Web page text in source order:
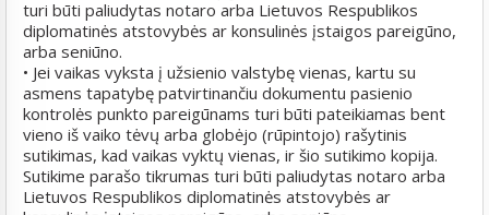
turi būti paliudytas notaro arba Lietuvos Respublikos
diplomatinės atstovybės ar konsulinės įstaigos pareigūno,
arba seniūno.
• Jei vaikas vyksta į užsienio valstybę vienas, kartu su
asmens tapatybę patvirtinančiu dokumentu pasienio
kontrolės punkto pareigūnams turi būti pateikiamas bent
vieno iš vaiko tėvų arba globėjo (rūpintojo) rašytinis
sutikimas, kad vaikas vyktų vienas, ir šio sutikimo kopija.
Sutikime parašo tikrumas turi būti paliudytas notaro arba
Lietuvos Respublikos diplomatinės atstovybės ar